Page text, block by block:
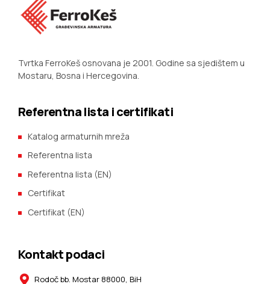
Tvrtka FerroKeš osnovana je 2001. Godine sa sjedištem u
Mostaru, Bosna i Hercegovina.
Referentna lista i certifikati
Katalog armaturnih mreža
Referentna lista
Referentna lista (EN)
Certifikat
Certifikat (EN)
Kontakt podaci
Rodoč bb. Mostar 88000, BiH